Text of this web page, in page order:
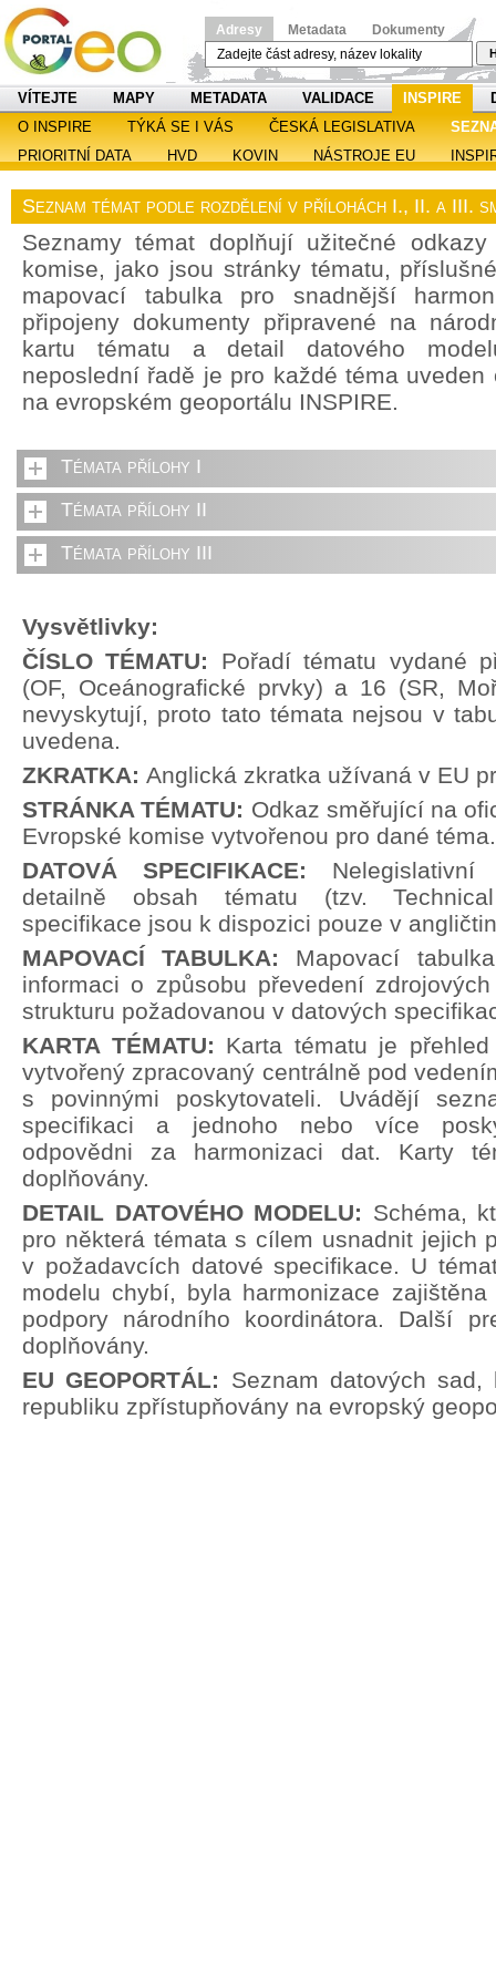
Adresy Metadata Dokumenty
VÍTEJTE MAPY METADATA VALIDACE INSPIRE
O INSPIRE
TÝKÁ SE I VÁS ČESKÁ LEGISLATIVA
PRIORITNÍ DATA
HVD KOVIN NÁSTROJE EU
Seznam témat podle rozdělení v přílohách I., II. a III.
Seznamy témat doplňují užitečné
komise, jako jsou stránky tématu,
mapovací tabulka pro snadnější
připojeny dokumenty připravené na
kartu tématu a detail datového
neposlední řadě je pro každé téma
na evropském geoportálu INSPIRE.
Témata přílohy I
Témata přílohy II
Témata přílohy III
Vysvětlivky:
ČÍSLO TÉMATU: Pořadí tématu vydané
(OF, Oceánografické prvky) a 16 (SR,
nevyskytují, proto tato témata nejsou v
uvedena.
ZKRATKA: Anglická zkratka užívaná v EU
STRÁNKA TÉMATU: Odkaz směřující na
Evropské komise vytvořenou pro dané téma.
DATOVÁ SPECIFIKACE:
detailně obsah tématu (tzv.
specifikace jsou k dispozici pouze v
MAPOVACÍ TABULKA: Mapovací
informaci o způsobu převedení
strukturu požadovanou v datových
KARTA TÉMATU: Karta tématu je
vytvořený zpracovaný centrálně pod
s povinnými poskytovateli. Uvádějí
specifikaci a jednoho nebo více
odpovědni za harmonizaci dat. Karty
doplňovány.
DETAIL DATOVÉHO MODELU: Schéma,
pro některá témata s cílem usnadnit jejich
v požadavcích datové specifikace. U
modelu chybí, byla harmonizace
podpory národního koordinátora. Další
doplňovány.
EU GEOPORTÁL: Seznam datových
republiku zpřístupňovány na evropský